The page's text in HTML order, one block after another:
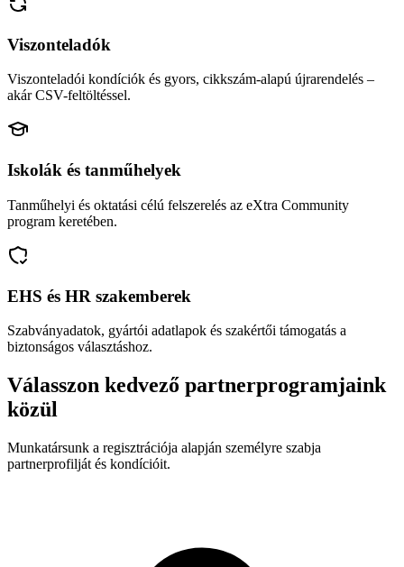
Viszonteladók
Viszonteladói kondíciók és gyors, cikkszám-alapú újrarendelés –
akár CSV-feltöltéssel.
Iskolák és tanműhelyek
Tanműhelyi és oktatási célú felszerelés az eXtra Community
program keretében.
EHS és HR szakemberek
Szabványadatok, gyártói adatlapok és szakértői támogatás a
biztonságos választáshoz.
Válasszon kedvező partnerprogramjaink
közül
Munkatársunk a regisztrációja alapján személyre szabja
partnerprofilját és kondícióit.